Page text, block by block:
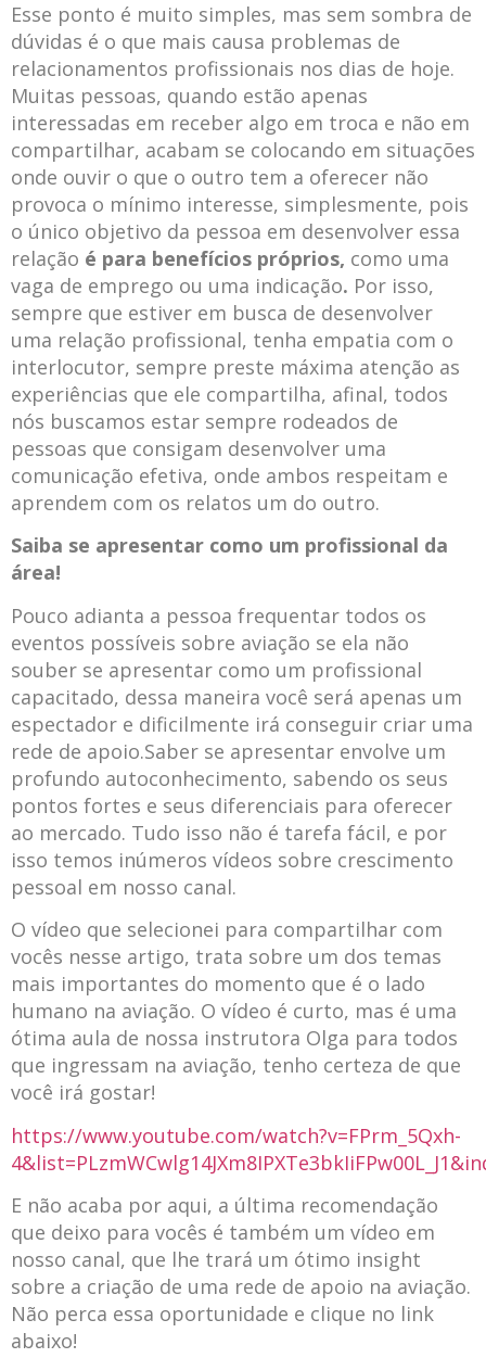
Esse ponto é muito simples, mas sem sombra de
dúvidas é o que mais causa problemas de
relacionamentos profissionais nos dias de hoje.
Muitas pessoas, quando estão apenas
interessadas em receber algo em troca e não em
compartilhar, acabam se colocando em situações
onde ouvir o que o outro tem a oferecer não
provoca o mínimo interesse, simplesmente, pois
o único objetivo da pessoa em desenvolver essa
relação é para benefícios próprios, como uma
vaga de emprego ou uma indicação. Por isso,
sempre que estiver em busca de desenvolver
uma relação profissional, tenha empatia com o
interlocutor, sempre preste máxima atenção as
experiências que ele compartilha, afinal, todos
nós buscamos estar sempre rodeados de
pessoas que consigam desenvolver uma
comunicação efetiva, onde ambos respeitam e
aprendem com os relatos um do outro.
Saiba se apresentar como um profissional da
área!
Pouco adianta a pessoa frequentar todos os
eventos possíveis sobre aviação se ela não
souber se apresentar como um profissional
capacitado, dessa maneira você será apenas um
espectador e dificilmente irá conseguir criar uma
rede de apoio.Saber se apresentar envolve um
profundo autoconhecimento, sabendo os seus
pontos fortes e seus diferenciais para oferecer
ao mercado. Tudo isso não é tarefa fácil, e por
isso temos inúmeros vídeos sobre crescimento
pessoal em nosso canal.
O vídeo que selecionei para compartilhar com
vocês nesse artigo, trata sobre um dos temas
mais importantes do momento que é o lado
humano na aviação. O vídeo é curto, mas é uma
ótima aula de nossa instrutora Olga para todos
que ingressam na aviação, tenho certeza de que
você irá gostar!
https://www.youtube.com/watch?v=FPrm_5Qxh-
E não acaba por aqui, a última recomendação
que deixo para vocês é também um vídeo em
nosso canal, que lhe trará um ótimo insight
sobre a criação de uma rede de apoio na aviação.
Não perca essa oportunidade e clique no link
abaixo!